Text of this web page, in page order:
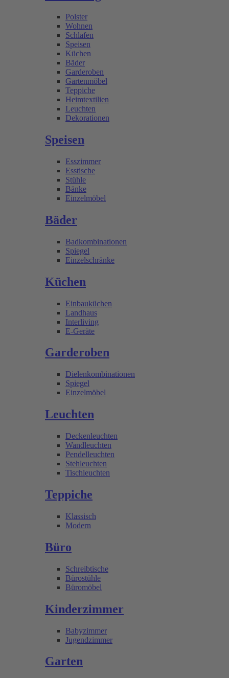
Polster
Wohnen
Schlafen
Speisen
Küchen
Bäder
Garderoben
Gartenmöbel
Teppiche
Heimtextilien
Leuchten
Dekorationen
Speisen
Esszimmer
Esstische
Stühle
Bänke
Einzelmöbel
Bäder
Badkombinationen
Spiegel
Einzelschränke
Küchen
Einbauküchen
Landhaus
Interliving
E-Geräte
Garderoben
Dielenkombinationen
Spiegel
Einzelmöbel
Leuchten
Deckenleuchten
Wandleuchten
Pendelleuchten
Stehleuchten
Tischleuchten
Teppiche
Klassisch
Modern
Büro
Schreibtische
Bürostühle
Büromöbel
Kinderzimmer
Babyzimmer
Jugendzimmer
Garten